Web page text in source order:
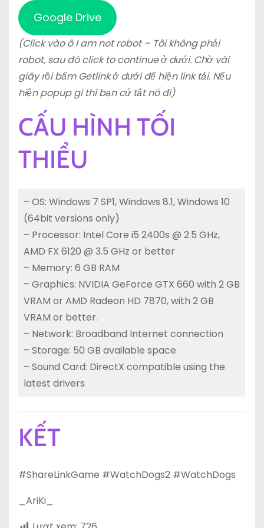
Google Drive
(Click vào ô I am not robot – Tôi không phải
robot, sau đó click to continue ở dưới. Chờ vài
giây rồi bấm Getlink ở dưới để hiện link tải. Nếu
hiện popup gì thì bạn cứ tắt nó đi)
CẤU HÌNH TỐI
THIỂU
– OS: Windows 7 SP1, Windows 8.1, Windows 10
(64bit versions only)
– Processor: Intel Core i5 2400s @ 2.5 GHz,
AMD FX 6120 @ 3.5 GHz or better
– Memory: 6 GB RAM
– Graphics: NVIDIA GeForce GTX 660 with 2 GB
VRAM or AMD Radeon HD 7870, with 2 GB
VRAM or better.
– Network: Broadband Internet connection
– Storage: 50 GB available space
– Sound Card: DirectX compatible using the
latest drivers
KẾT
#ShareLinkGame #WatchDogs2 #WatchDogs
_AriKi_